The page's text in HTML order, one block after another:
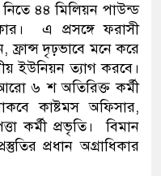
নিতে ৪৪ মিলিয়ন পাউন্ড
এ প্রসঙ্গে ফরাসী
ফ্রান্স দৃঢ়ভাবে মনে করে
ইউনিয়ন ত্যাগ করবে।
৬ শ অতিরিক্ত কর্মী
কাষ্টমস অফিসার,
কর্মী প্রভৃতি। বিমান
প্রধান অগ্রাধিকার